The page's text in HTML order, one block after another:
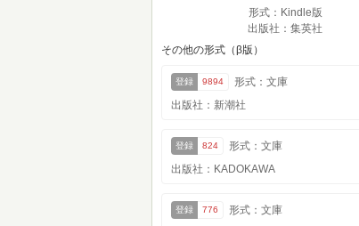
形式：Kindle版
出版社：集英社
その他の形式（β版）
登録 9894
形式：文庫
出版社：新潮社
登録 824
形式：文庫
出版社：KADOKAWA
登録 776
形式：文庫